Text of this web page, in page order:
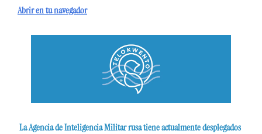
Abrir en tu navegador
La Agencia de Inteligencia Militar rusa tiene actualmente desplegados